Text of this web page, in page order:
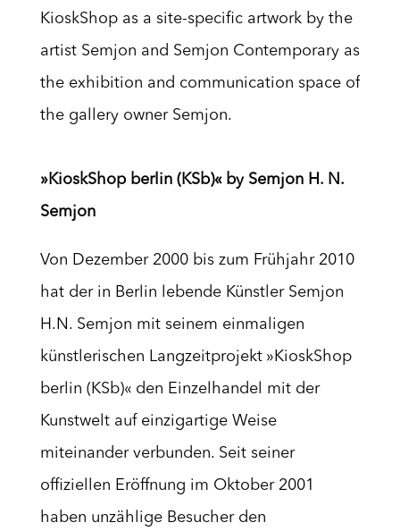
KioskShop as a site-specific artwork by the
artist Semjon and Semjon Contemporary as
the exhibition and communication space of
the gallery owner Semjon.
»KioskShop berlin (KSb)« by Semjon H. N.
Semjon
Von Dezember 2000 bis zum Frühjahr 2010
hat der in Berlin lebende Künstler Semjon
H.N. Semjon mit seinem einmaligen
künstlerischen Langzeitprojekt »KioskShop
berlin (KSb)« den Einzelhandel mit der
Kunstwelt auf einzigartige Weise
miteinander verbunden. Seit seiner
offiziellen Eröffnung im Oktober 2001
haben unzählige Besucher den